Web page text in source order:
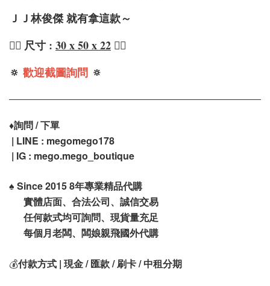
ＪＪ林俊傑 就有拿這款～
❤️‍🔥 尺寸 : 30 x 50 x 22 ❤️‍🔥
🔅 歡迎截圖詢問 🔅
♦️詢問 / 下單
| LINE : megomego178
| IG : mego.mego_boutique
♠️ Since 2015 8年專業精品代購
實體店面、合法公司、誠信交易
任何款式均可詢問、現貨量充足
每個月老闆、闆娘親飛國外代購
💰付款方式 | 現金 / 匯款 / 刷卡 / 中租分期